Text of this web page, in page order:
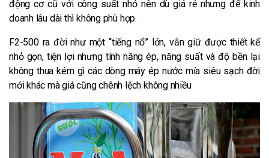
động cơ cũ với công suất nhỏ nên dù giá rẻ nhưng để kinh
doanh lâu dài thì không phù hợp.
F2-500 ra đời như một “tiếng nổ” lớn, vẫn giữ được thiết kế
nhỏ gọn, tiện lợi nhưng tính năng ép, năng suất và độ bền lại
không thua kém gì các dòng máy ép nước mía siêu sạch đời
mới khác mà giá cũng chênh lệch không nhiều